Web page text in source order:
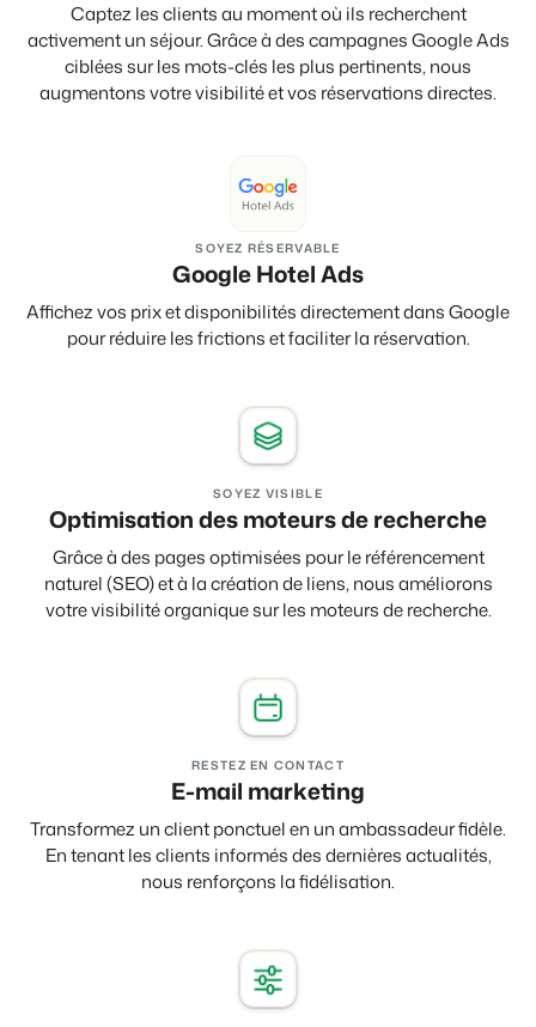
Captez les clients au moment où ils recherchent
activement un séjour. Grâce à des campagnes Google Ads
ciblées sur les mots-clés les plus pertinents, nous
augmentons votre visibilité et vos réservations directes.
SOYEZ RÉSERVABLE
Google Hotel Ads
Affichez vos prix et disponibilités directement dans Google
pour réduire les frictions et faciliter la réservation.
SOYEZ VISIBLE
Optimisation des moteurs de recherche
Grâce à des pages optimisées pour le référencement
naturel (SEO) et à la création de liens, nous améliorons
votre visibilité organique sur les moteurs de recherche.
RESTEZ EN CONTACT
E-mail marketing
Transformez un client ponctuel en un ambassadeur fidèle.
En tenant les clients informés des dernières actualités,
nous renforçons la fidélisation.